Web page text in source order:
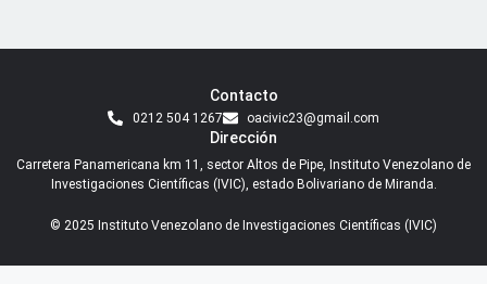
Contacto
0212 504 1267 oacivic23@gmail.com
Dirección
Carretera Panamericana km 11, sector Altos de Pipe, Instituto Venezolano de
Investigaciones Científicas (IVIC), estado Bolivariano de Miranda.
© 2025 Instituto Venezolano de Investigaciones Científicas (IVIC)